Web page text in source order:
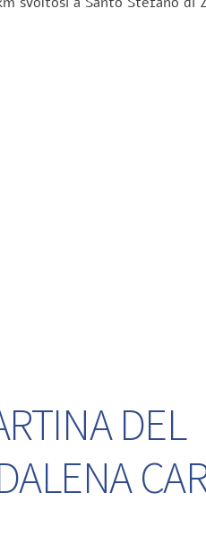
DEL